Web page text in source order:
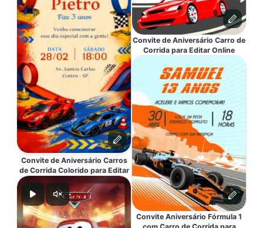
Convite de Aniversário Carros
de Corrida Colorido para Editar
Convite de Aniversário Carro de
Corrida para Editar Online
Convite Aniversário Fórmula 1